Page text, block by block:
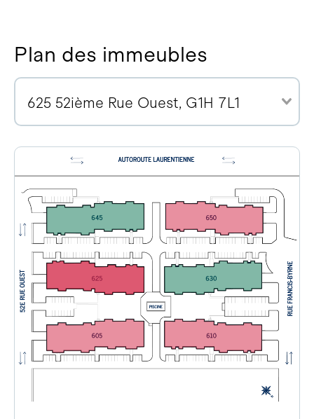
Plan des immeubles
625 52ième Rue Ouest, G1H 7L1